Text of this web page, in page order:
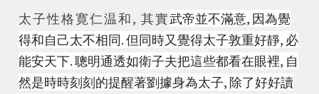
太子性格寛仁温和, 其實武帝並不滿意, 因為覺
得和自己太不相同. 但同時又覺得太子敦重好靜, 必
能安天下. 聰明通透如衛子夫把這些都看在眼裡, 自
然是時時刻刻的提醒著劉據身為太子, 除了好好讀